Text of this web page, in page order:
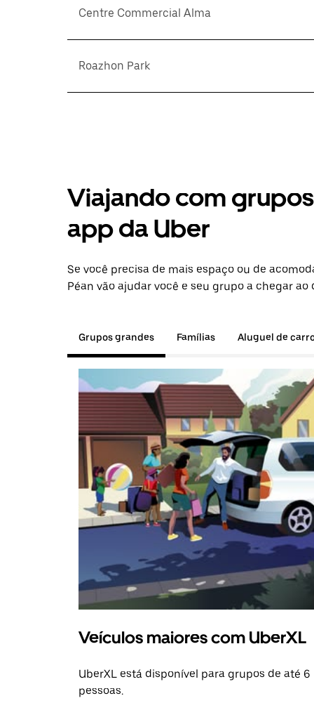
Centre Commercial Alma
Roazhon Park
Viajando com
app da Uber
Se você precisa de mais espaço ou de
Péan vão ajudar você e seu grupo a chegar ao
Grupos grandes Famílias Aluguel de
Veículos maiores com UberXL
UberXL está disponível para grupos de até 6
pessoas.